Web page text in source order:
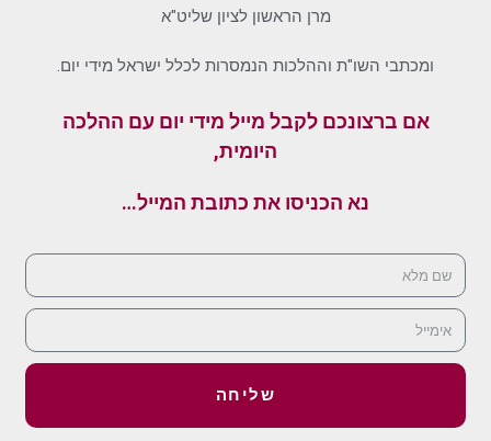
מרן הראשון לציון שליט"א
ומכתבי השו"ת וההלכות הנמסרות לכלל ישראל מידי יום.
אם ברצונכם לקבל מייל מידי יום עם ההלכה
היומית,
נא הכניסו את כתובת המייל…
שליחה